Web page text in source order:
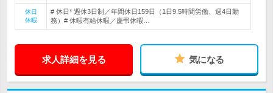
休日
休暇
# 休日* 週休3日制／年間休日159日（1日9.5時間労働、週4日勤
務）# 休暇有給休暇／慶弔休暇…
求人詳細を見る 気になる